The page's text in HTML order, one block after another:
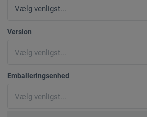
Version
Emballeringsenhed